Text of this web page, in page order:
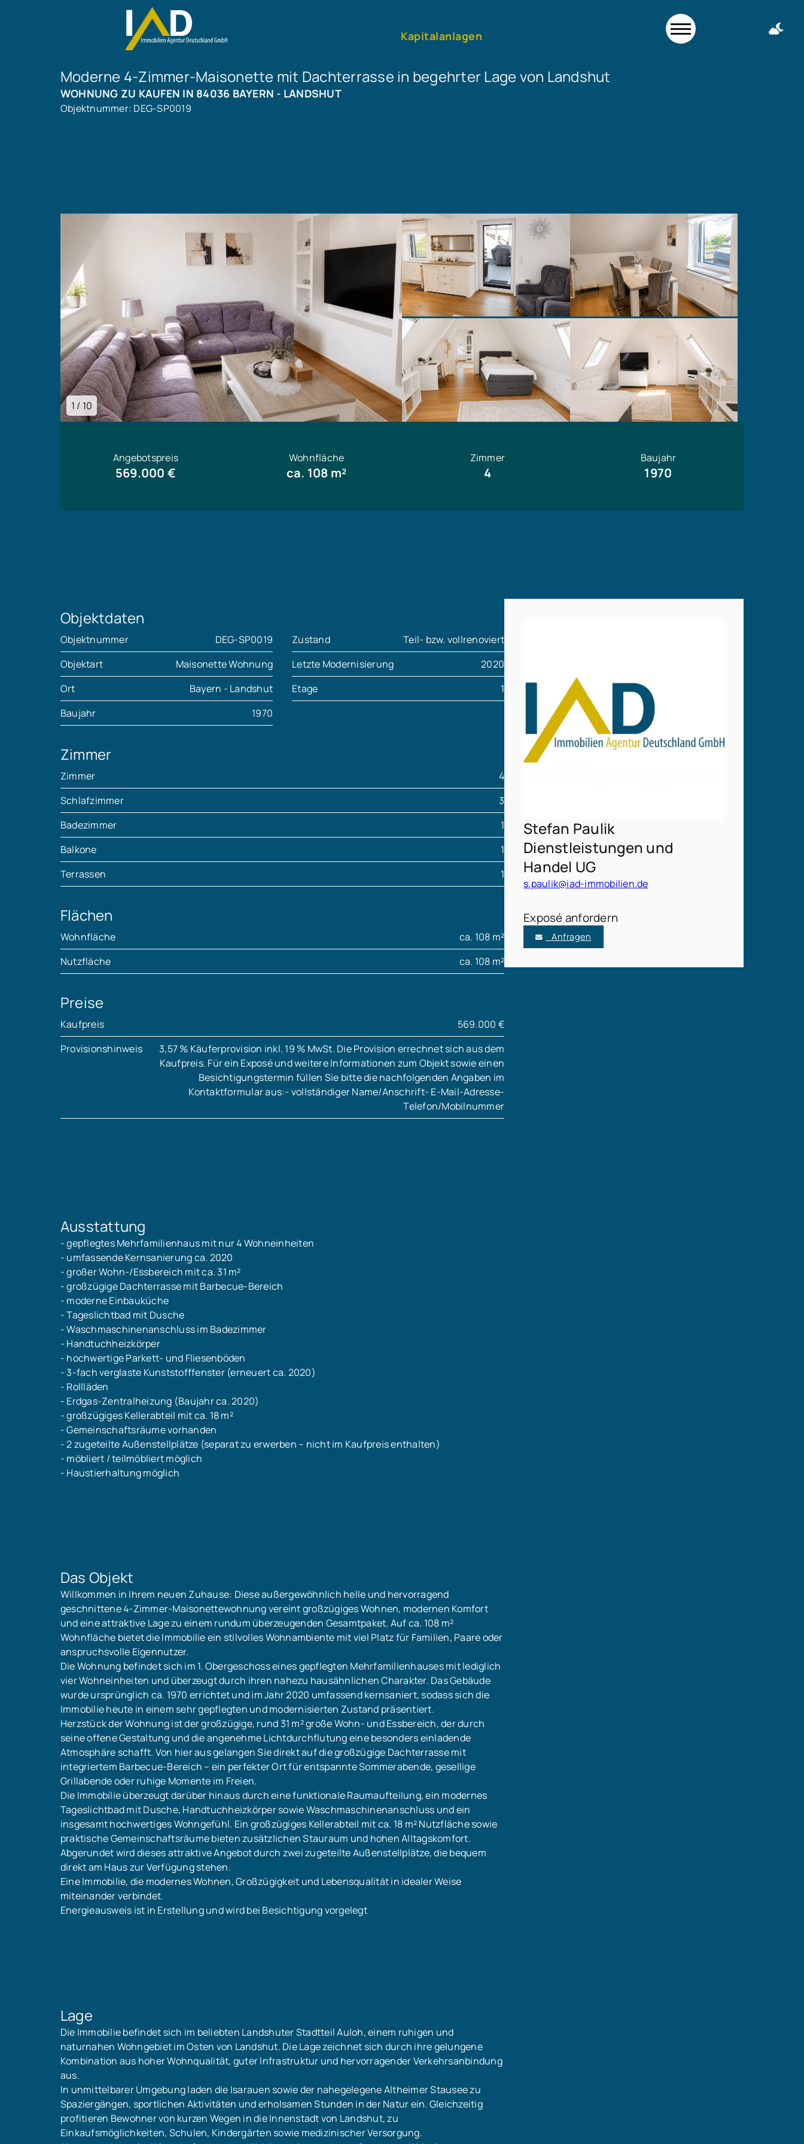
Kapitalanlagen
Kontakt aufnehmen
Moderne 4-Zimmer-Maisonette mit Dachterrasse in begehrter Lage von Landshut
WOHNUNG ZU KAUFEN IN 84036 BAYERN - LANDSHUT
Objektnummer: DEG-SP0019
1 / 10
Angebotspreis
569.000 €
Wohnfläche
ca. 108 m²
Zimmer
4
Baujahr
1970
Objektdaten
Objektnummer
DEG-SP0019
Objektart
Maisonette Wohnung
Ort
Bayern - Landshut
Baujahr
1970
Zustand
Teil- bzw. vollrenoviert
Letzte Modernisierung
2020
Etage
1
Zimmer
Zimmer
4
Schlafzimmer
3
Badezimmer
1
Balkone
1
Terrassen
1
Flächen
Wohnfläche
ca. 108 m²
Nutzfläche
ca. 108 m²
Preise
Kaufpreis
569.000 €
Provisionshinweis
3,57 % Käuferprovision inkl. 19 % MwSt. Die Provision errechnet sich aus dem
Kaufpreis. Für ein Exposé und weitere Informationen zum Objekt sowie einen
Besichtigungstermin füllen Sie bitte die nachfolgenden Angaben im
Kontaktformular aus:- vollständiger Name/Anschrift- E-Mail-Adresse-
Telefon/Mobilnummer
Ausstattung
- gepflegtes Mehrfamilienhaus mit nur 4 Wohneinheiten
- umfassende Kernsanierung ca. 2020
- großer Wohn-/Essbereich mit ca. 31 m²
- großzügige Dachterrasse mit Barbecue-Bereich
- moderne Einbauküche
- Tageslichtbad mit Dusche
- Waschmaschinenanschluss im Badezimmer
- Handtuchheizkörper
- hochwertige Parkett- und Fliesenböden
- 3-fach verglaste Kunststofffenster (erneuert ca. 2020)
- Rollläden
- Erdgas-Zentralheizung (Baujahr ca. 2020)
- großzügiges Kellerabteil mit ca. 18 m²
- Gemeinschaftsräume vorhanden
- 2 zugeteilte Außenstellplätze (separat zu erwerben – nicht im Kaufpreis enthalten)
- möbliert / teilmöbliert möglich
- Haustierhaltung möglich
Das Objekt
Willkommen in Ihrem neuen Zuhause: Diese außergewöhnlich helle und hervorragend
geschnittene 4-Zimmer-Maisonettewohnung vereint großzügiges Wohnen, modernen Komfort
und eine attraktive Lage zu einem rundum überzeugenden Gesamtpaket. Auf ca. 108 m²
Wohnfläche bietet die Immobilie ein stilvolles Wohnambiente mit viel Platz für Familien, Paare oder
anspruchsvolle Eigennutzer.
Die Wohnung befindet sich im 1. Obergeschoss eines gepflegten Mehrfamilienhauses mit lediglich
vier Wohneinheiten und überzeugt durch ihren nahezu hausähnlichen Charakter. Das Gebäude
wurde ursprünglich ca. 1970 errichtet und im Jahr 2020 umfassend kernsaniert, sodass sich die
Immobilie heute in einem sehr gepflegten und modernisierten Zustand präsentiert.
Herzstück der Wohnung ist der großzügige, rund 31 m² große Wohn- und Essbereich, der durch
seine offene Gestaltung und die angenehme Lichtdurchflutung eine besonders einladende
Atmosphäre schafft. Von hier aus gelangen Sie direkt auf die großzügige Dachterrasse mit
integriertem Barbecue-Bereich – ein perfekter Ort für entspannte Sommerabende, gesellige
Grillabende oder ruhige Momente im Freien.
Die Immobilie überzeugt darüber hinaus durch eine funktionale Raumaufteilung, ein modernes
Tageslichtbad mit Dusche, Handtuchheizkörper sowie Waschmaschinenanschluss und ein
insgesamt hochwertiges Wohngefühl. Ein großzügiges Kellerabteil mit ca. 18 m² Nutzfläche sowie
praktische Gemeinschaftsräume bieten zusätzlichen Stauraum und hohen Alltagskomfort.
Abgerundet wird dieses attraktive Angebot durch zwei zugeteilte Außenstellplätze, die bequem
direkt am Haus zur Verfügung stehen.
Eine Immobilie, die modernes Wohnen, Großzügigkeit und Lebensqualität in idealer Weise
miteinander verbindet.
Energieausweis ist in Erstellung und wird bei Besichtigung vorgelegt
Lage
Die Immobilie befindet sich im beliebten Landshuter Stadtteil Auloh, einem ruhigen und
naturnahen Wohngebiet im Osten von Landshut. Die Lage zeichnet sich durch ihre gelungene
Kombination aus hoher Wohnqualität, guter Infrastruktur und hervorragender Verkehrsanbindung
aus.
In unmittelbarer Umgebung laden die Isarauen sowie der nahegelegene Altheimer Stausee zu
Spaziergängen, sportlichen Aktivitäten und erholsamen Stunden in der Natur ein. Gleichzeitig
profitieren Bewohner von kurzen Wegen in die Innenstadt von Landshut, zu
Einkaufsmöglichkeiten, Schulen, Kindergärten sowie medizinischer Versorgung.
Stefan Paulik
Dienstleistungen und
Handel UG
s.paulik@iad-immobilien.de
Exposé anfordern
Anfragen